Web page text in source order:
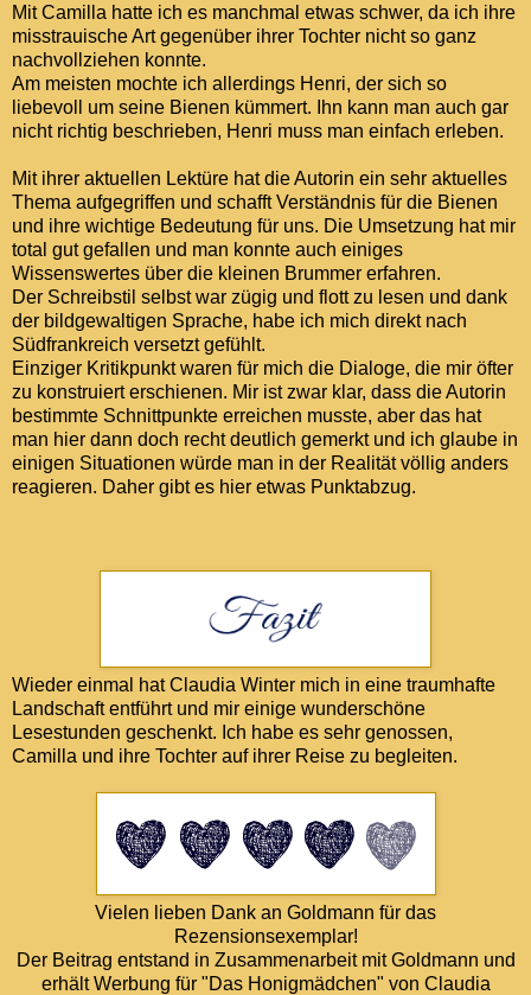
Mit Camilla hatte ich es manchmal etwas schwer, da ich ihre
misstrauische Art gegenüber ihrer Tochter nicht so ganz
nachvollziehen konnte.
Am meisten mochte ich allerdings Henri, der sich so
liebevoll um seine Bienen kümmert. Ihn kann man auch gar
nicht richtig beschrieben, Henri muss man einfach erleben.
Mit ihrer aktuellen Lektüre hat die Autorin ein sehr aktuelles
Thema aufgegriffen und schafft Verständnis für die Bienen
und ihre wichtige Bedeutung für uns. Die Umsetzung hat mir
total gut gefallen und man konnte auch einiges
Wissenswertes über die kleinen Brummer erfahren.
Der Schreibstil selbst war zügig und flott zu lesen und dank
der bildgewaltigen Sprache, habe ich mich direkt nach
Südfrankreich versetzt gefühlt.
Einziger Kritikpunkt waren für mich die Dialoge, die mir öfter
zu konstruiert erschienen. Mir ist zwar klar, dass die Autorin
bestimmte Schnittpunkte erreichen musste, aber das hat
man hier dann doch recht deutlich gemerkt und ich glaube in
einigen Situationen würde man in der Realität völlig anders
reagieren. Daher gibt es hier etwas Punktabzug.
Wieder einmal hat Claudia Winter mich in eine traumhafte
Landschaft entführt und mir einige wunderschöne
Lesestunden geschenkt. Ich habe es sehr genossen,
Camilla und ihre Tochter auf ihrer Reise zu begleiten.
Vielen lieben Dank an Goldmann für das
Rezensionsexemplar!
Der Beitrag entstand in Zusammenarbeit mit Goldmann und
erhält Werbung für "Das Honigmädchen" von Claudia